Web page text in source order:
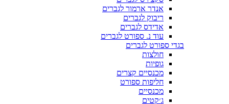
אנדר ארמור לגברים
ריבוק לגברים
אדידס לגברים
עוד נ. ספורט לגברים
בגדי ספורט לגברים
חולצות
גופיות
מכנסיים קצרים
חליפות ספורט
מכנסיים
ג׳קטים